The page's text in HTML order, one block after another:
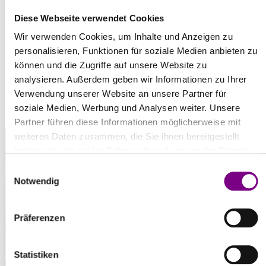
Diese Webseite verwendet Cookies
Wir verwenden Cookies, um Inhalte und Anzeigen zu
personalisieren, Funktionen für soziale Medien anbieten zu
können und die Zugriffe auf unsere Website zu
analysieren. Außerdem geben wir Informationen zu Ihrer
Verwendung unserer Website an unsere Partner für
soziale Medien, Werbung und Analysen weiter. Unsere
Partner führen diese Informationen möglicherweise mit
weiteren Daten zusammen, die Sie ihnen bereitgestellt
Einwilligungsauswahl
Notwendig
Präferenzen
Statistiken
DOWNLOADS
Technische Informationen
pdf | 194,0 KB